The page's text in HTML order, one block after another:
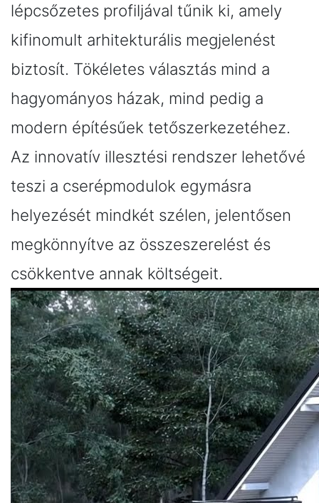
lépcsőzetes profiljával tűnik ki, amely
kifinomult arhitekturális megjelenést
biztosít. Tökéletes választás mind a
hagyományos házak, mind pedig a
modern építésűek tetőszerkezetéhez.
Az innovatív illesztési rendszer lehetővé
teszi a cserépmodulok egymásra
helyezését mindkét szélen, jelentősen
megkönnyítve az összeszerelést és
csökkentve annak költségeit.